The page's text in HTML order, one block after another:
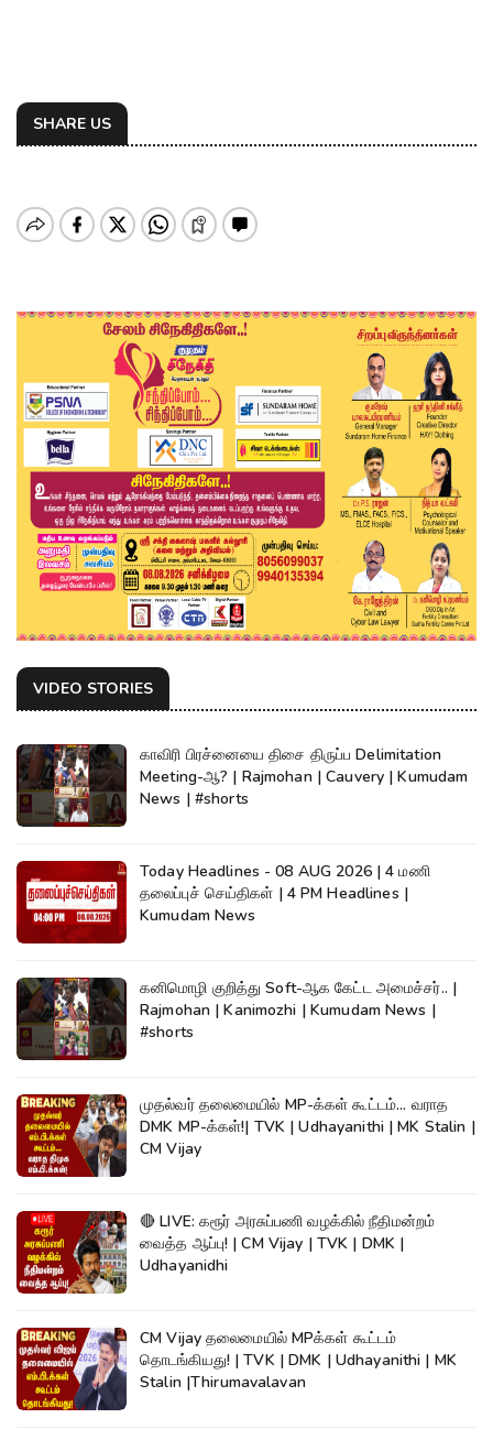
SHARE US
VIDEO STORIES
காவிரி பிரச்னையை திசை திருப்ப Delimitation
Meeting-ஆ? | Rajmohan | Cauvery | Kumudam
News | #shorts
Today Headlines - 08 AUG 2026 | 4 மணி
தலைப்புச் செய்திகள் | 4 PM Headlines |
Kumudam News
கனிமொழி குறித்து Soft-ஆக கேட்ட அமைச்சர்.. |
Rajmohan | Kanimozhi | Kumudam News |
#shorts
முதல்வர் தலைமையில் MP-க்கள் கூட்டம்... வராத
DMK MP-க்கள்!| TVK | Udhayanithi | MK Stalin |
CM Vijay
🔴 LIVE: கரூர் அரசுப்பணி வழக்கில் நீதிமன்றம்
வைத்த ஆப்பு! | CM Vijay | TVK | DMK |
Udhayanidhi
CM Vijay தலைமையில் MPக்கள் கூட்டம்
தொடங்கியது! | TVK | DMK | Udhayanithi | MK
Stalin |Thirumavalavan